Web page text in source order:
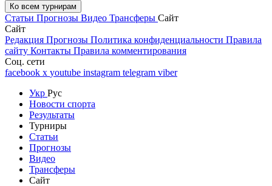
Ко всем турнирам
Статьи Прогнозы Видео Трансферы Сайт
Сайт
Редакция Прогнозы Политика конфиденциальности Правила
сайту Контакты Правила комментирования
Соц. сети
facebook x youtube instagram telegram viber
Укр Рус
Новости спорта
Результаты
Турниры
Статьи
Прогнозы
Видео
Трансферы
Сайт